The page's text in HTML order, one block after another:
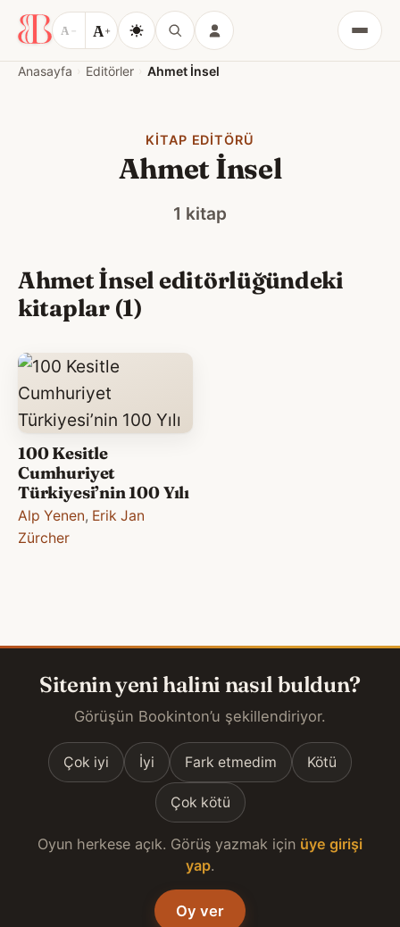
A − A+
Menü
Anasayfa Editörler Ahmet İnsel
KITAP EDITÖRÜ
Ahmet İnsel
1 kitap
Ahmet İnsel editörlüğündeki
kitaplar (1)
100 Kesitle
Cumhuriyet
Türkiyesi’nin 100 Yılı
Alp Yenen, Erik Jan
Zürcher
Sitenin yeni halini nasıl buldun?
Görüşün Bookinton’u şekillendiriyor.
Çok iyi İyi Fark etmedim Kötü
Çok kötü
Oyun herkese açık. Görüş yazmak için üye girişi
yap.
Oy ver